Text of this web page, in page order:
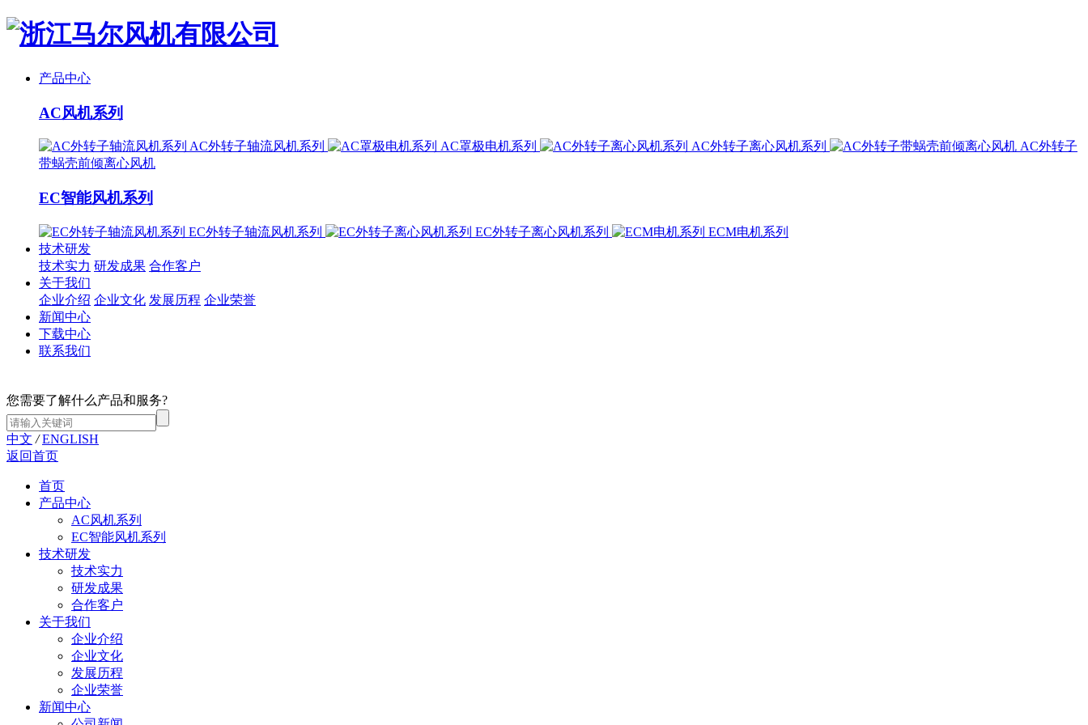
产品中心
AC风机系列
AC外转子轴流风机系列 AC罩极电机系列 AC外转子离心风机系列
AC外转子
带蜗壳前倾离心风机
EC智能风机系列
EC外转子轴流风机系列 EC外转子离心风机系列
ECM电机系列
技术研发
技术实力 研发成果 合作客户
关于我们
企业介绍 企业文化 发展历程 企业荣誉
新闻中心
下载中心
联系我们
您需要了解什么产品和服务?
中文 / ENGLISH
返回首页
首页
产品中心
AC风机系列
EC智能风机系列
技术研发
技术实力
研发成果
合作客户
关于我们
企业介绍
企业文化
发展历程
企业荣誉
新闻中心